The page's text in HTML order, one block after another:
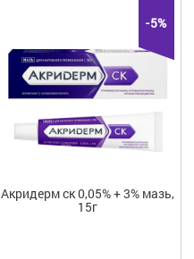
-5%
Акридерм ск 0,05% + 3% мазь,
15г